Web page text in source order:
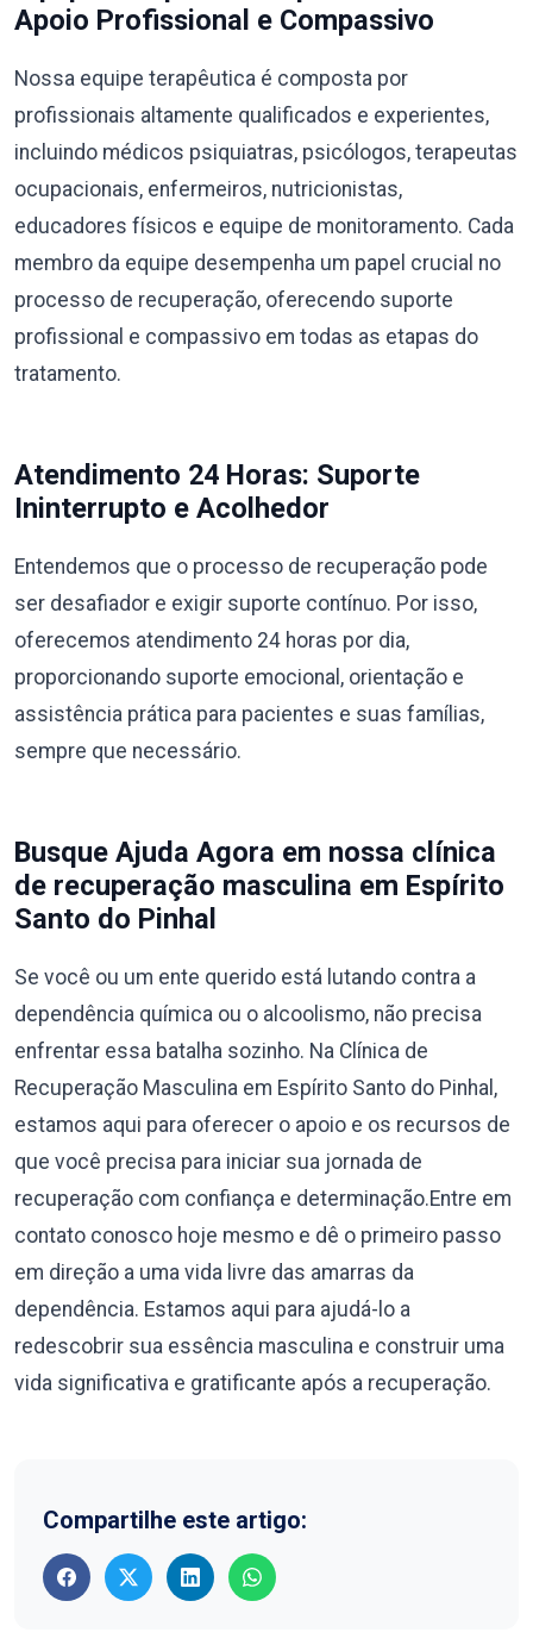
Apoio Profissional e Compassivo
Nossa equipe terapêutica é composta por
profissionais altamente qualificados e experientes,
incluindo médicos psiquiatras, psicólogos, terapeutas
ocupacionais, enfermeiros, nutricionistas,
educadores físicos e equipe de monitoramento. Cada
membro da equipe desempenha um papel crucial no
processo de recuperação, oferecendo suporte
profissional e compassivo em todas as etapas do
tratamento.
Atendimento 24 Horas: Suporte
Ininterrupto e Acolhedor
Entendemos que o processo de recuperação pode
ser desafiador e exigir suporte contínuo. Por isso,
oferecemos atendimento 24 horas por dia,
proporcionando suporte emocional, orientação e
assistência prática para pacientes e suas famílias,
sempre que necessário.
Busque Ajuda Agora em nossa clínica
de recuperação masculina em Espírito
Santo do Pinhal
Se você ou um ente querido está lutando contra a
dependência química ou o alcoolismo, não precisa
enfrentar essa batalha sozinho. Na Clínica de
Recuperação Masculina em Espírito Santo do Pinhal,
estamos aqui para oferecer o apoio e os recursos de
que você precisa para iniciar sua jornada de
recuperação com confiança e determinação.Entre em
contato conosco hoje mesmo e dê o primeiro passo
em direção a uma vida livre das amarras da
dependência. Estamos aqui para ajudá-lo a
redescobrir sua essência masculina e construir uma
vida significativa e gratificante após a recuperação.
Compartilhe este artigo: